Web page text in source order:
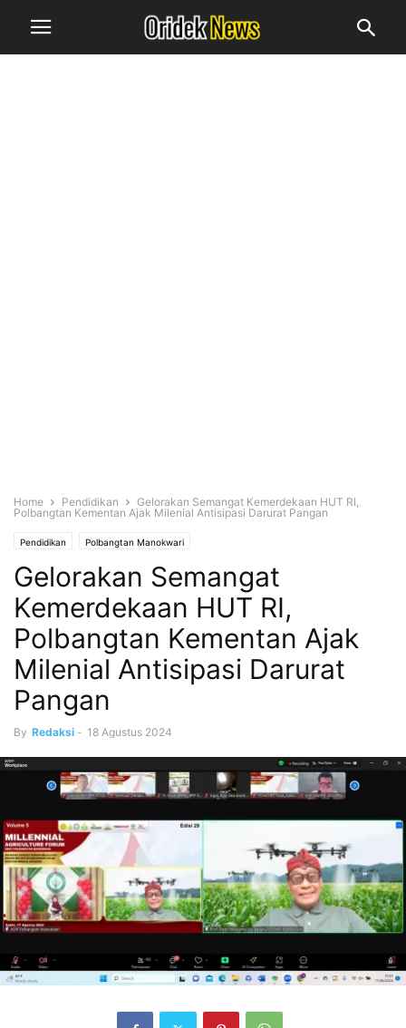
Home Pendidikan
Gelorakan Semangat Kemerdekaan HUT RI,
Polbangtan Kementan Ajak Milenial Antisipasi Darurat Pangan
Pendidikan Polbangtan Manokwari
Gelorakan Semangat
Kemerdekaan HUT RI,
Polbangtan Kementan Ajak
Milenial Antisipasi Darurat
Pangan
By Redaksi - 18 Agustus 2024